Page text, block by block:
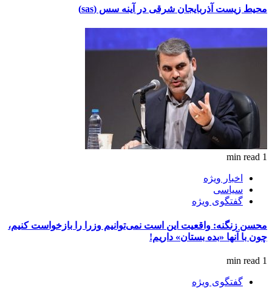
محیط زیست آذربایجان شرقی در آینه سس (sas)
1 min read
اخبار ویژه
سیاسی
گفتگوی ویژه
محسن زنگنه: واقعیت این است نمی‌توانیم وزرا را بازخواست کنیم،
چون با آنها «بده بستان» داریم!
1 min read
گفتگوی ویژه